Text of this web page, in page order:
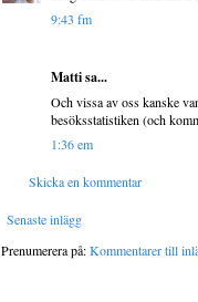
9:43 fm
Matti sa...
Och vissa av oss kanske
besöksstatistiken (och
1:36 em
Skicka en kommentar
Senaste inlägg
Prenumerera på:Kommentarer till